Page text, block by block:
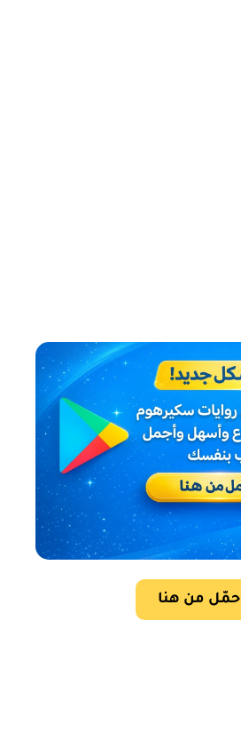
حمّل من هنا